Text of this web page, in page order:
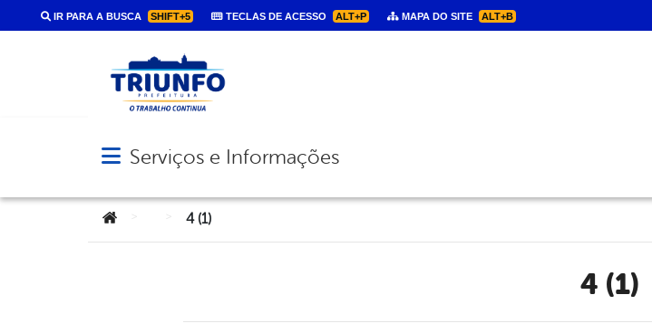
IR PARA A BUSCA SHIFT+5 TECLAS DE ACESSO ALT+P MAPA DO SITE ALT+B
Abrir menu principal de navegação
Serviços e Informações
Você está aqui:4 (1)
4 (1)